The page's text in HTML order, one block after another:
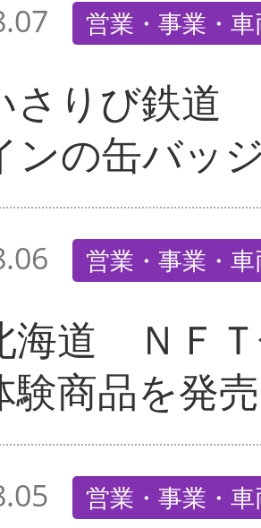
営業・事業・
さりび鉄道
ンの缶バッ
営業・事業・
海道 ＮＦ
験商品を発売
営業・事業・